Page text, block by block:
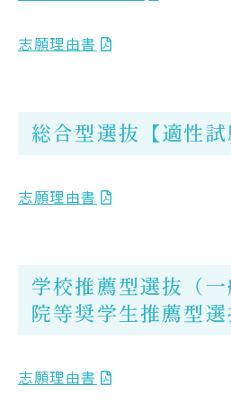
志願理由書
総合型選抜【適性試
志願理由書
学校推薦型選抜（
院等奨学生推薦型選
志願理由書